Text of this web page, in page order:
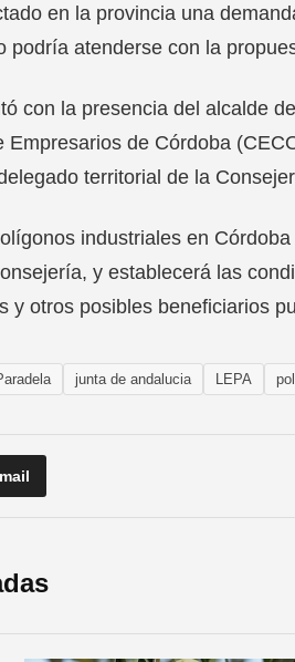
en la provincia una
podría atenderse con la
con la presencia del alcalde
de Córdoba
territorial de la
industriales en
y establecerá las
y otros posibles beneficiarios
junta de andalucia LEPA